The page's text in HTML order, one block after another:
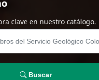
clave en nuestro catálogo.
Buscar